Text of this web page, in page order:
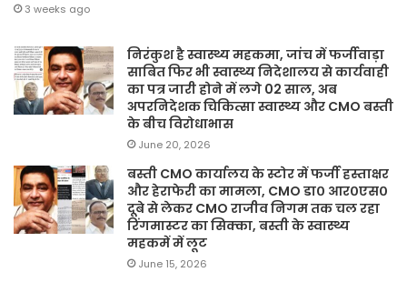
3 weeks ago
निरंकुश है स्वास्थ्य महकमा, जांच में फर्जीवाड़ा
साबित फिर भी स्वास्थ्य निदेशालय से कार्यवाही
का पत्र जारी होने में लगे 02 साल, अब
अपरनिदेशक चिकित्सा स्वास्थ्य और CMO बस्ती
के बीच विरोधाभास
June 20, 2026
बस्ती CMO कार्यालय के स्टोर में फर्जी हस्ताक्षर
और हेराफेरी का मामला, CMO डा० आर०एस०
दूबे से लेकर CMO राजीव निगम तक चल रहा
रिंगमास्टर का सिक्का, बस्ती के स्वास्थ्य
महकमें में लूट
June 15, 2026